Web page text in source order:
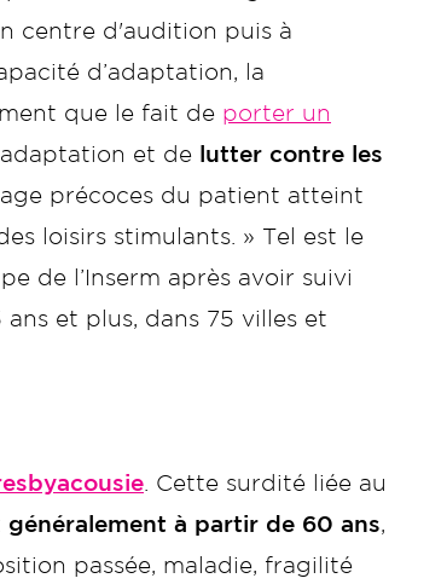
centre d'audition puis à
d’adaptation, la
que le fait de porter un
et de
lutter contre les
précoces du patient atteint
loisirs stimulants. » Tel est le
de l’Inserm après avoir suivi
et plus, dans 75 villes et
. Cette surdité liée au
généralement à partir de 60 ans,
passée, maladie, fragilité